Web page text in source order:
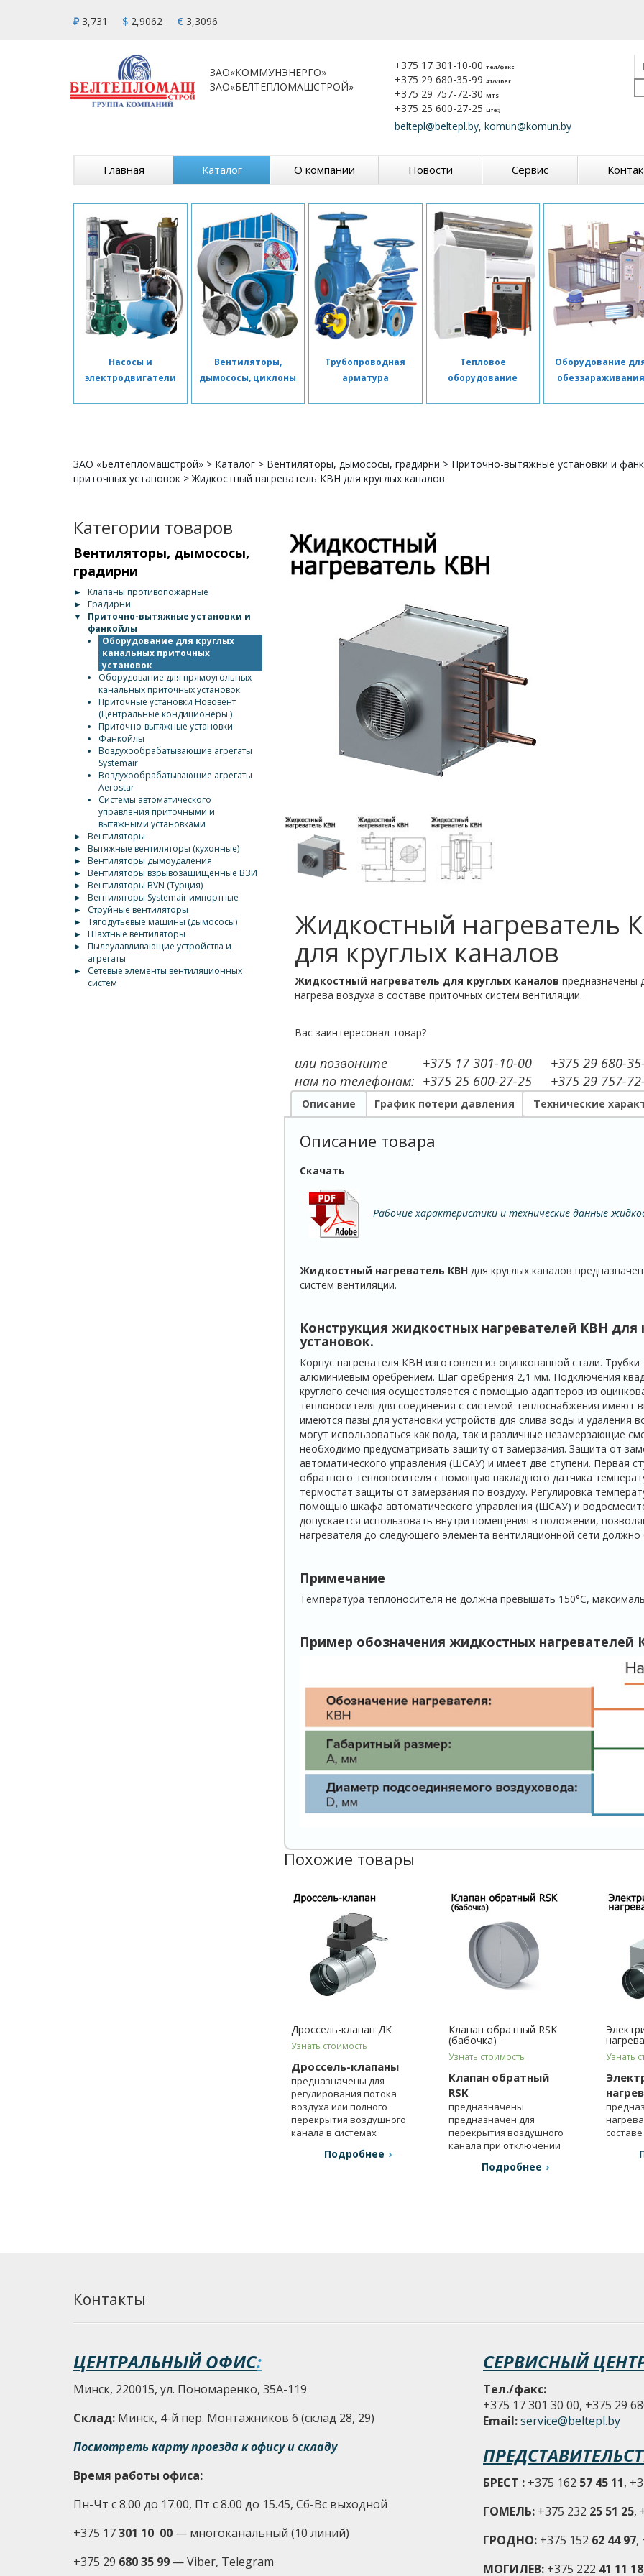
₽ 3,731 $ 2,9062 € 3,3096
ЗАО«КОММУНЭНЕРГО»
ЗАО«БЕЛТЕПЛОМАШСТРОЙ»
+375 17 301-10-00 тел/факс
+375 29 680-35-99 A1/Viber
+375 29 757-72-30 MTS
+375 25 600-27-25 Life:)
beltepl@beltepl.by, komun@komun.by
Главная Каталог О компании Новости Сервис
Насосы и
электродвигатели
Вентиляторы,
дымососы, циклоны
Трубопроводная
арматура
Тепловое
оборудование
Оборудование
обеззараживания
ЗАО «Белтепломашстрой» > Каталог > Вентиляторы, дымососы, градирни > Приточно-вытяжные установки и
приточных установок >Жидкостный нагреватель КВН для круглых каналов
Категории товаров
Вентиляторы, дымососы,
градирни
►
Клапаны противопожарные
►
Градирни
▼
Приточно-вытяжные установки и
фанкойлы
Оборудование для круглых
канальных приточных
установок
Оборудование для прямоугольных
канальных приточных установок
Приточные установки Нововент
(Центральные кондиционеры )
Приточно-вытяжные установки
Фанкойлы
Воздухообрабатывающие агрегаты
Systemair
Воздухообрабатывающие агрегаты
Aerostar
Системы автоматического
управления приточными и
вытяжными установками
►
Вентиляторы
►
Вытяжные вентиляторы (кухонные)
►
Вентиляторы дымоудаления
►
Вентиляторы взрывозащищенные ВЗИ
►
Вентиляторы BVN (Турция)
►
Вентиляторы Systemair импортные
►
Струйные вентиляторы
► Тягодутьевые машины (дымососы)
►
Шахтные вентиляторы
►
Пылеулавливающие устройства и
агрегаты
►
Сетевые элементы вентиляционных
систем
Жидкостный нагреватель
для круглых каналов
Жидкостный нагреватель для круглых каналов предназначены
нагрева воздуха в составе приточных систем вентиляции.
Вас заинтересовал товар?
или позвоните
нам по телефонам:
+375 17 301-10-00
+375 25 600-27-25
+375 29 680-
+375 29 757-
Описание График потери давления Технические
Описание товара
Скачать
Рабочие характеристики и технические данные
Жидкостный нагреватель КВН для круглых каналов
систем вентиляции.
Конструкция жидкостных нагревателей КВН
установок.
Корпус нагревателя КВН изготовлен из оцинкованной стали.
алюминиевым оребрением. Шаг оребрения 2,1 мм. Подключения
круглого сечения осуществляется с помощью адаптеров из
теплоносителя для соединения с системой теплоснабжения имеют
имеются пазы для установки устройств для слива воды и удаления
могут использоваться как вода, так и различные незамерзающие
необходимо предусматривать защиту от замерзания. Защита от
автоматического управления (ШСАУ) и имеет две ступени. Первая
обратного теплоносителя с помощью накладного датчика
термостат защиты от замерзания по воздуху. Регулировка
помощью шкафа автоматического управления (ШСАУ) и
допускается использовать внутри помещения в положении,
нагревателя до следую­щего элемента вентиляционной сети
Примечание
Температура теплоносителя не должна превышать 150°С,
Пример обозначения жидкостных нагревателей
Похожие товары
Дроссель-клапан ДК
Узнать стоимость
Дроссель-клапаны
предназначены для
регулирования потока
воздуха или полного
перекрытия воздушного
канала в системах
Подробнее
Клапан обратный RSK
(бабочка)
Узнать стоимость
Клапан обратный
RSK
предназначены
предназначен для
перекрытия воздушного
канала при отключении
Подробнее
Узнать
Контакты
ЦЕНТРАЛЬНЫЙ ОФИС:
Минск, 220015, ул. Пономаренко, 35А-119
Склад: Минск, 4-й пер. Монтажников 6 (склад 28, 29)
Посмотреть карту проезда к офису и складу
Время работы офиса:
Пн-Чт с 8.00 до 17.00, Пт с 8.00 до 15.45, Сб-Вс выходной
+375 17301 10 00 — многоканальный (10 линий)
+375 29 680 35 99 — Viber, Telegram
СЕРВИСНЫЙ
Тел./факс:
+375 17 301 30 00, +375 29
Email:service@beltepl.by
БРЕСТ : +375 162 57 45 11,
ГОМЕЛЬ: +375 232 25 51 25,
ГРОДНО: +375 152 62 44 97,
МОГИЛЕВ: +375 222 41 11 18